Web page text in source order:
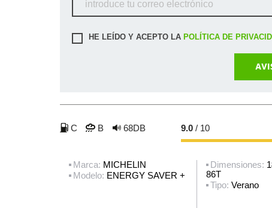
HE LEÍDO Y ACEPTO LA POLÍTICA DE
C B 68DB 9.0 / 10
Marca: MICHELIN
Modelo: ENERGY SAVER +
Dimensiones:
86T
Tipo: Verano